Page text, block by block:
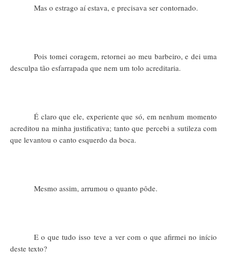
Mas o estrago aí estava, e precisava ser contornado.
Pois tomei coragem, retornei ao meu barbeiro, e dei uma
desculpa tão esfarrapada que nem um tolo acreditaria.
É claro que ele, experiente que só, em nenhum momento
acreditou na minha justificativa; tanto que percebi a sutileza com
que levantou o canto esquerdo da boca.
Mesmo assim, arrumou o quanto pôde.
E o que tudo isso teve a ver com o que afirmei no início
deste texto?